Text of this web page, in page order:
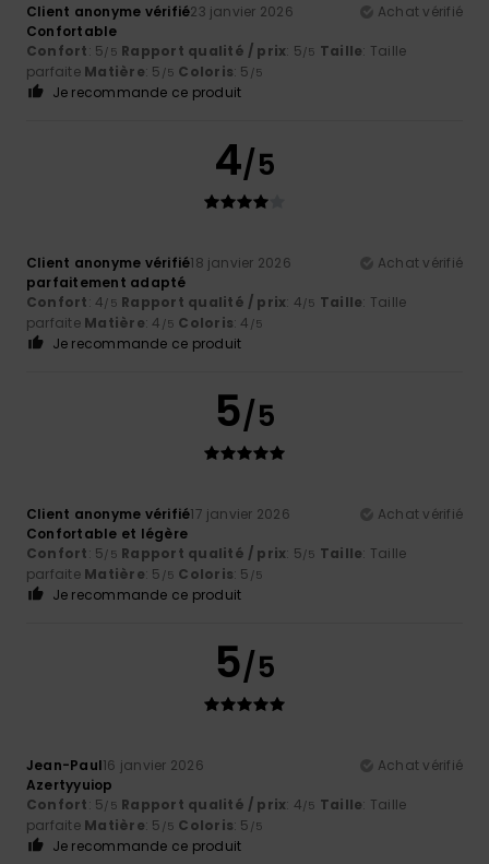
Client anonyme vérifié23 janvier 2026
Achat vérifié
Confortable
Confort: 5/5 Rapport qualité / prix: 5/5 Taille: Taille
parfaite Matière: 5 /5 Coloris: 5 /5
Je recommande ce produit
4/5
Client anonyme vérifié18 janvier 2026
Achat vérifié
parfaitement adapté
Confort: 4/5 Rapport qualité / prix: 4/5 Taille: Taille
parfaite Matière: 4 /5 Coloris: 4 /5
Je recommande ce produit
5/5
Client anonyme vérifié17 janvier 2026
Achat vérifié
Confortable et légère
Confort: 5/5 Rapport qualité / prix: 5/5 Taille: Taille
parfaite Matière: 5 /5 Coloris: 5 /5
Je recommande ce produit
5/5
Jean-Paul16 janvier 2026
Achat vérifié
Azertyyuiop
Confort: 5/5 Rapport qualité / prix: 4/5 Taille: Taille
parfaite Matière: 5 /5 Coloris: 5 /5
Je recommande ce produit